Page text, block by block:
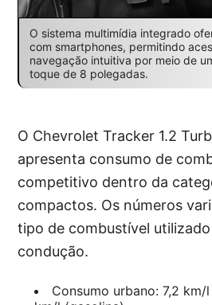
O sistema multimídia integrado
com smartphones, permitindo
navegação intuitiva por meio de
toque de 8 polegadas.
O Chevrolet Tracker 1.2
apresenta consumo de
competitivo dentro da
compactos. Os números
tipo de combustível
condução.
Consumo urbano: 7,2 km/